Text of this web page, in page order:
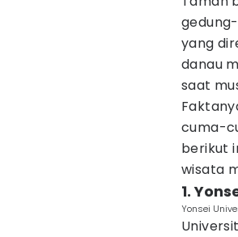
yang
danau
saat
cuma-
berikut
wisata
1.
Yonsei